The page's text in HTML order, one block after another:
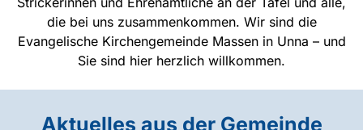
die bei uns zusammenkommen. Wir sind die
Evangelische Kirchengemeinde Massen in Unna – und
Sie sind hier herzlich willkommen.
Aktuelles aus der Gemeinde